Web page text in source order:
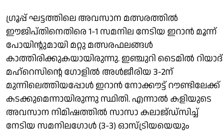
ഗ്രൂപ്പ് ഘട്ടത്തിലെ അവസാന മത്സരത്തിൽ
ഈജിപ്തിനെതിരെ 1-1 സമനില നേടിയ ഇറാൻ മൂന്ന്
പോയിന്റുമായി മറ്റു മത്സരഫലങ്ങൾ
കാത്തിരിക്കുകയായിരുന്നു. ഇഞ്ചുറി ടൈമിൽ റിയാദ്
മഹ്‌റെസിന്റെ ഗോളിൽ അൾജീരിയ 3-2ന്
മുന്നിലെത്തിയപ്പോൾ ഇറാൻ നോക്കൗട്ട് റൗണ്ടിലേക്ക്
കടക്കുമെന്നായിരുന്നു സ്ഥിതി. എന്നാൽ കളിയുടെ
അവസാന നിമിഷത്തിൽ സാസാ കലാജ്‌ഡ്സിച്ച്
നേടിയ സമനിലഗോൾ (3-3) ഓസ്ട്രിയയെയും